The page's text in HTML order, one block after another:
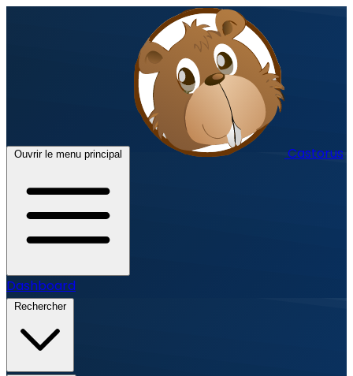
Ouvrir le menu principal Castorus
Dashboard
Rechercher